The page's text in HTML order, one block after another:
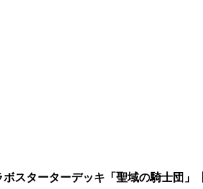
ボスターターデッキ「聖域の騎士団」